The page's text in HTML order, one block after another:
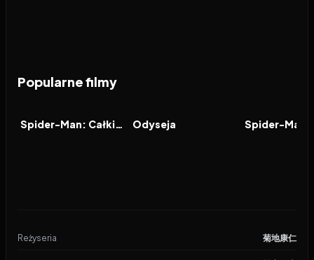
Popularne filmy
FILM Spider-Man: Całkiem nowy dzień FILM
Odyseja FILM
Reżyseria 菊地康仁